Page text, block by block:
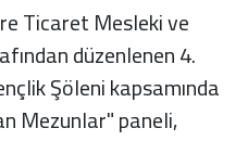
Ticaret Mesleki ve
düzenlenen 4.
Şöleni kapsamında
Mezunlar" paneli,